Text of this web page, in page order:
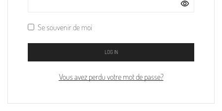
Se souvenir de moi
LOG IN
Vous avez perdu votre mot de passe?